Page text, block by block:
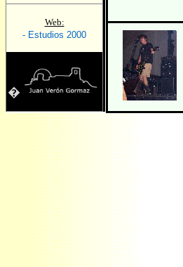
Web:
- Estudios 2000
�